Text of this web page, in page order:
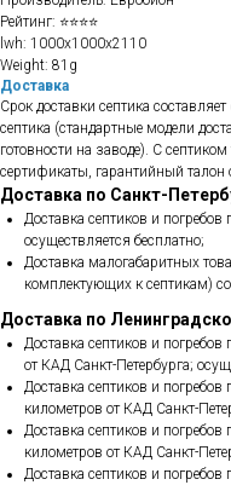
Рейтинг: ⭐⭐⭐⭐
lwh: 1000x1000x2110
Weight: 81g
Доставка
Срок доставки септика составляет
септика (стандартные модели
готовности на заводе). С
сертификаты, гарантийный талон
Доставка по Санкт-
Доставка септиков и
осуществляется бесплатно;
Доставка малогабаритных
комплектующих к септикам)
Доставка по
Доставка септиков и
от КАД Санкт-Петербурга;
Доставка септиков и
километров от КАД Санкт-
Доставка септиков и
километров от КАД Санкт-
Доставка септиков и